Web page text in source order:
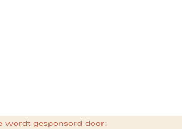
wordt gesponsord door: